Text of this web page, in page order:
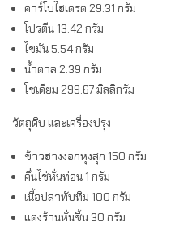
คาร์โบไฮเดรต 29.31 กรัม
โปรตีน 13.42 กรัม
ไขมัน 5.54 กรัม
น้ำตาล 2.39 กรัม
โชเดียม 299.67 มิลลิกรัม
วัตถุดิบ และเครื่องปรุง
ข้าวฮางงอกหุงสุก 150 กรัม
คึ่นไช่หั่นท่อน 1 กรัม
เนื้อปลาทับทิม 100 กรัม
แตงร้านหั่นชิ้น 30 กรัม